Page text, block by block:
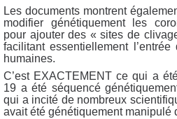
Les docu­ments montrent
modi­fier géné­ti­que­ment les
pour ajou­ter des « sites de
faci­li­tant essen­tiel­le­ment
humaines.
C’est EXACTEMENT ce qui a
19 a été séquen­cé
qui a inci­té de nom­breux
avait été géné­ti­que­ment mani­pu­lé